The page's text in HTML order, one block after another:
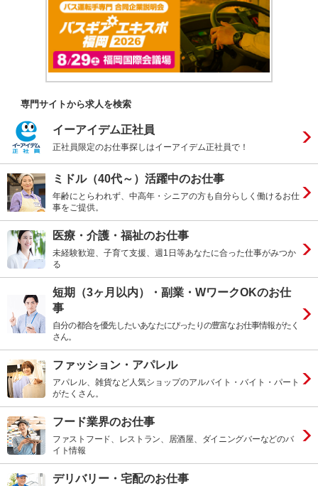
専門サイトから求人を検索
イーアイデム正社員
正社員限定のお仕事探しはイーアイデム正社員で！
ミドル（40代～）活躍中のお仕事
年齢にとらわれず、中高年・シニアの方も自分らしく働けるお仕
事をご提供。
医療・介護・福祉のお仕事
未経験歓迎、子育て支援、週1日等あなたに合った仕事がみつか
る
短期（3ヶ月以内）・副業・WワークOKのお仕
事
自分の都合を優先したいあなたにぴったりの豊富なお仕事情報がたく
さん。
ファッション・アパレル
アパレル、雑貨など人気ショップのアルバイト・バイト・パート
がたくさん。
フード業界のお仕事
ファストフード、レストラン、居酒屋、ダイニングバーなどのバ
イト情報
デリバリー・宅配のお仕事